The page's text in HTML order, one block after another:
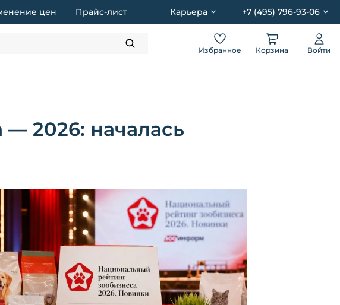
цен Прайс-лист Карьера +7 (495) 796-93-06
Избранное Корзина Войти
2026: началась